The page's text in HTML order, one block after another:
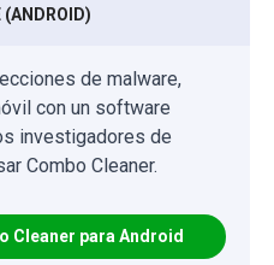
(ANDROID)
de malware,
con un software
investigadores de
Combo Cleaner.
Cleaner para Android